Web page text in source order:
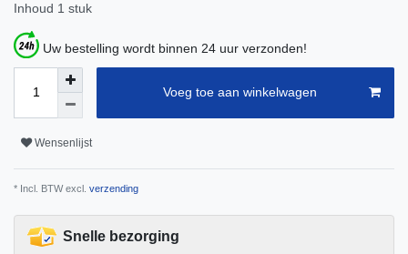
Inhoud 1 stuk
Uw bestelling wordt binnen 24 uur verzonden!
Voeg toe aan winkelwagen
Wensenlijst
* Incl. BTW excl. verzending
Snelle bezorging